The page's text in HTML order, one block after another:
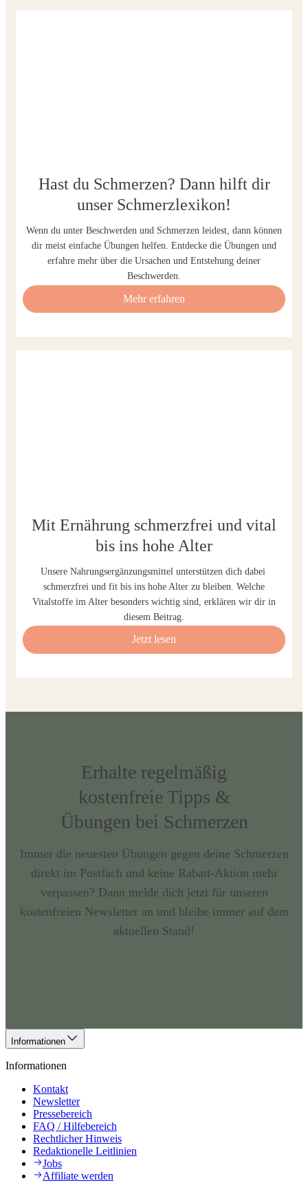
Hast du Schmerzen? Dann hilft dir
unser Schmerzlexikon!
Wenn du unter Beschwerden und Schmerzen leidest, dann können
dir meist einfache Übungen helfen. Entdecke die Übungen und
erfahre mehr über die Ursachen und Entstehung deiner
Beschwerden.
Mehr erfahren
Mit Ernährung schmerzfrei und vital
bis ins hohe Alter
Unsere Nahrungsergänzungsmittel unterstützen dich dabei
schmerzfrei und fit bis ins hohe Alter zu bleiben. Welche
Vitalstoffe im Alter besonders wichtig sind, erklären wir dir in
diesem Beitrag.
Jetzt lesen
Erhalte regelmäßig
kostenfreie Tipps &
Übungen bei Schmerzen
Immer die neuesten Übungen gegen deine Schmerzen
direkt im Postfach und keine Rabatt-Aktion mehr
verpassen? Dann melde dich jetzt für unseren
kostenfreien Newsletter an und bleibe immer auf dem
aktuellen Stand!
Informationen
Informationen
Kontakt
Newsletter
Pressebereich
FAQ / Hilfebereich
Rechtlicher Hinweis
Redaktionelle Leitlinien
Jobs
Affiliate werden